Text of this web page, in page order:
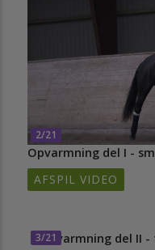
2/21
Opvarmning del I -
AFSPIL VIDEO
3/21
Opvarmning del II